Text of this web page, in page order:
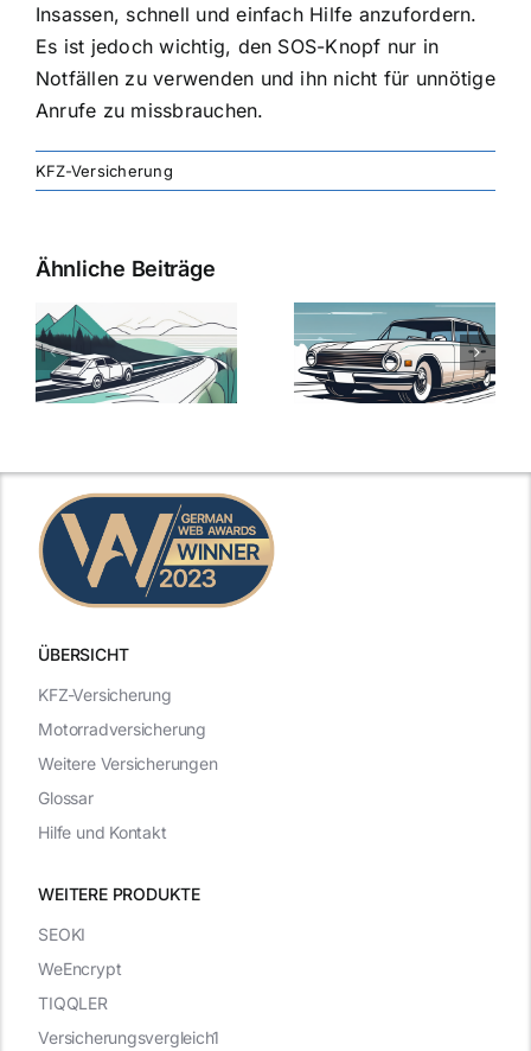
Insassen, schnell und einfach Hilfe anzufordern.
Es ist jedoch wichtig, den SOS-Knopf nur in
Notfällen zu verwenden und ihn nicht für unnötige
Anrufe zu missbrauchen.
KFZ-Versicherung
Ähnliche Beiträge
Versicherung:
Günstige Kfz-
Versicherungstarife
mit Top-
Kfz-
Die besten
Angebote im
ÜBERSICHT
WEITERE PRODUKTE
KFZ-Versicherung
Motorradversicherung
Weitere Versicherungen
Glossar
Hilfe und Kontakt
SEOKI
WeEncrypt
TIQQLER
Versicherungsvergleich1